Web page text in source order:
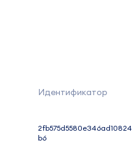
Идентификатор
b6